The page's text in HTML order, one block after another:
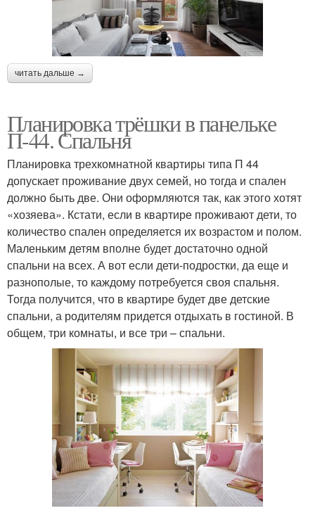
читать дальше →
Планировка трёшки в панельке
П-44. Спальня
Планировка трехкомнатной квартиры типа П 44
допускает проживание двух семей, но тогда и спален
должно быть две. Они оформляются так, как этого хотят
«хозяева». Кстати, если в квартире проживают дети, то
количество спален определяется их возрастом и полом.
Маленьким детям вполне будет достаточно одной
спальни на всех. А вот если дети-подростки, да еще и
разнополые, то каждому потребуется своя спальня.
Тогда получится, что в квартире будет две детские
спальни, а родителям придется отдыхать в гостиной. В
общем, три комнаты, и все три – спальни.